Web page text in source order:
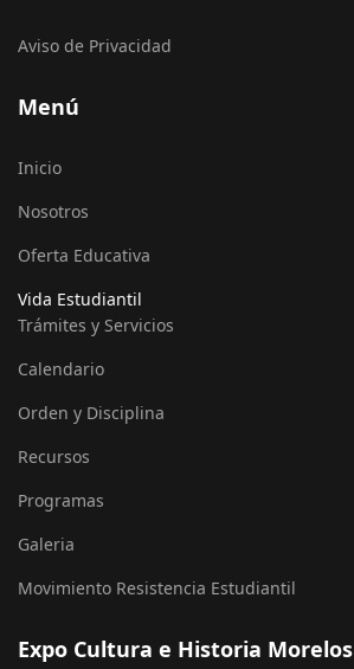
Aviso de Privacidad
Menú
Inicio
Nosotros
Oferta Educativa
Vida Estudiantil
Trámites y Servicios
Calendario
Orden y Disciplina
Recursos
Programas
Galeria
Movimiento Resistencia Estudiantil
Expo Cultura e Historia Morelos